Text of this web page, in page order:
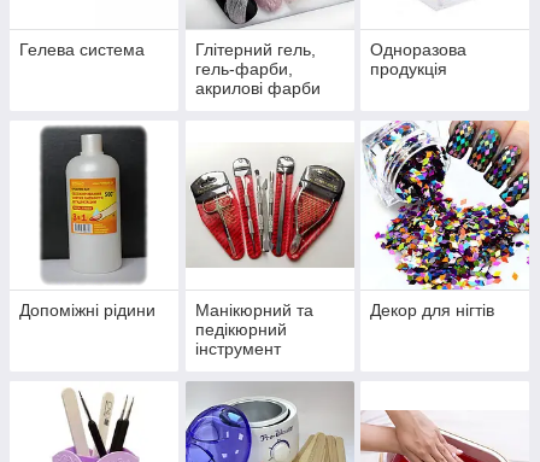
Гелева система
Глітерний гель,
гель-фарби,
акрилові фарби
Одноразова
продукція
Допоміжні рідини
Манікюрний та
педікюрний
інструмент
Декор для нігтів